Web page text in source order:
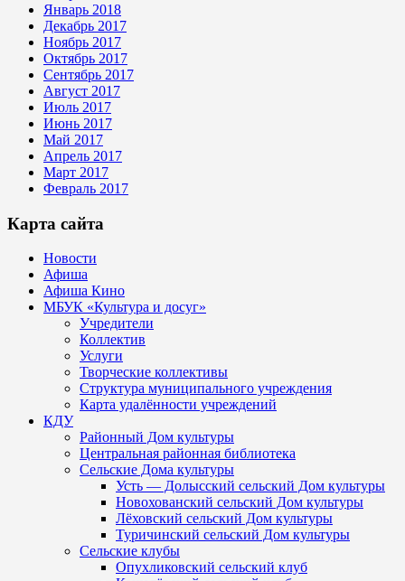
Январь 2018
Декабрь 2017
Ноябрь 2017
Октябрь 2017
Сентябрь 2017
Август 2017
Июль 2017
Июнь 2017
Май 2017
Апрель 2017
Март 2017
Февраль 2017
Карта сайта
Новости
Афиша
Афиша Кино
МБУК «Культура и досуг»
Учредители
Коллектив
Услуги
Творческие коллективы
Структура муниципального учреждения
Карта удалённости учреждений
КДУ
Районный Дом культуры
Центральная районная библиотека
Сельские Дома культуры
Усть — Долысский сельский Дом культуры
Новохованский сельский Дом культуры
Лёховский сельский Дом культуры
Туричинский сельский Дом культуры
Сельские клубы
Опухликовский сельский клуб